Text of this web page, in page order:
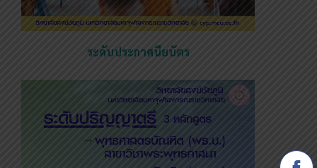
ระดับประกาศนียบัตร